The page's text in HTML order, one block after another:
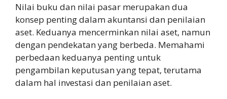
Nilai buku dan nilai pasar merupakan dua
konsep penting dalam akuntansi dan penilaian
aset. Keduanya mencerminkan nilai aset, namun
dengan pendekatan yang berbeda. Memahami
perbedaan keduanya penting untuk
pengambilan keputusan yang tepat, terutama
dalam hal investasi dan penilaian aset.